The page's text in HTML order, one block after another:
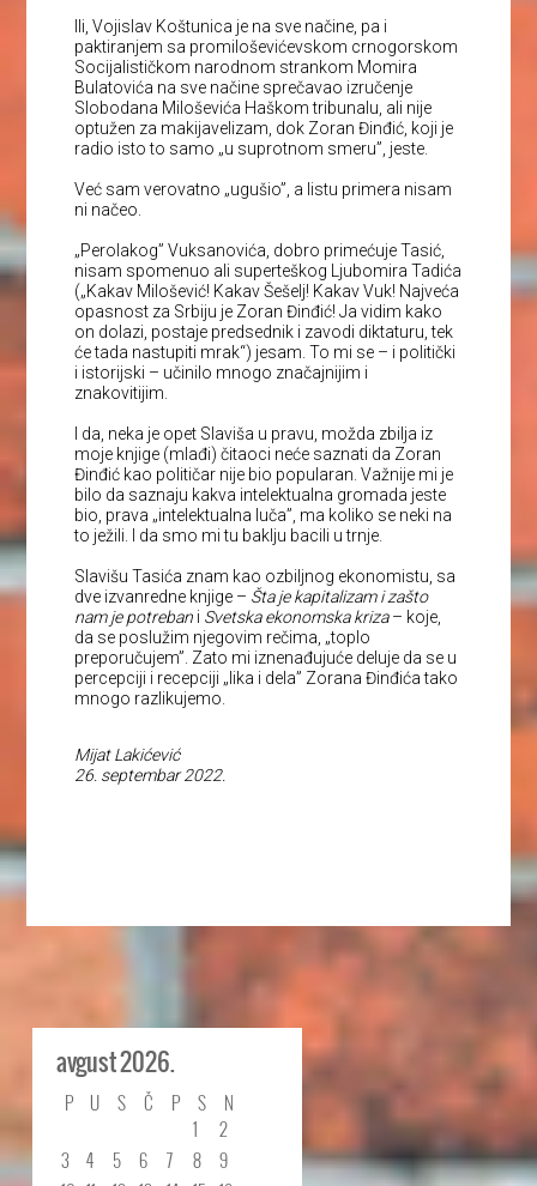
Ili, Vojislav Koštunica je na sve načine, pa i
paktiranjem sa promiloševićevskom crnogorskom
Socijalističkom narodnom strankom Momira
Bulatovića na sve načine sprečavao izručenje
Slobodana Miloševića Haškom tribunalu, ali nije
optužen za makijavelizam, dok Zoran Đinđić, koji je
radio isto to samo „u suprotnom smeru”, jeste.
Već sam verovatno „ugušio”, a listu primera nisam
ni načeo.
„Perolakog” Vuksanovića, dobro primećuje Tasić,
nisam spomenuo ali superteškog Ljubomira Tadića
(„Kakav Milošević! Kakav Šešelj! Kakav Vuk! Najveća
opasnost za Srbiju je Zoran Đinđić! Ja vidim kako
on dolazi, postaje predsednik i zavodi diktaturu, tek
će tada nastupiti mrak“) jesam. To mi se – i politički
i istorijski – učinilo mnogo značajnijim i
znakovitijim.
I da, neka je opet Slaviša u pravu, možda zbilja iz
moje knjige (mlađi) čitaoci neće saznati da Zoran
Đinđić kao političar nije bio popularan. Važnije mi je
bilo da saznaju kakva intelektualna gromada jeste
bio, prava „intelektualna luča”, ma koliko se neki na
to ježili. I da smo mi tu baklju bacili u trnje.
Slavišu Tasića znam kao ozbiljnog ekonomistu, sa
dve izvanredne knjige – Šta je kapitalizam i zašto
nam je potreban i Svetska ekonomska kriza– koje,
da se poslužim njegovim rečima, „toplo
preporučujem”. Zato mi iznenađujuće deluje da se u
percepciji i recepciji „lika i dela” Zorana Đinđića tako
mnogo razlikujemo.
Mijat Lakićević
26. septembar 2022.
avgust 2026.
P U S Č P S
N
1
2
3
4 5 6 7 8
9